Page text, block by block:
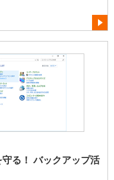
る！ バックアップ活